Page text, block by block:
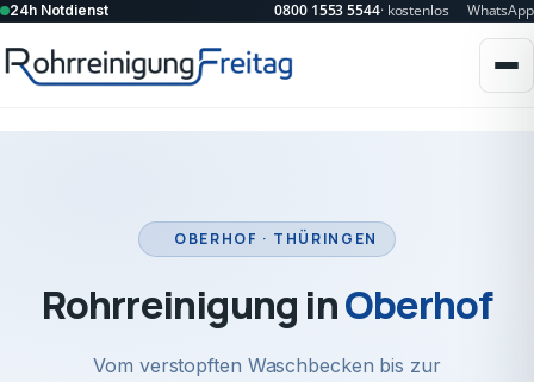
24h Notdienst 0800 1553 5544· kostenlos WhatsApp
OBERHOF · THÜRINGEN
Rohrreinigung inOberhof
Vom verstopften Waschbecken bis zur